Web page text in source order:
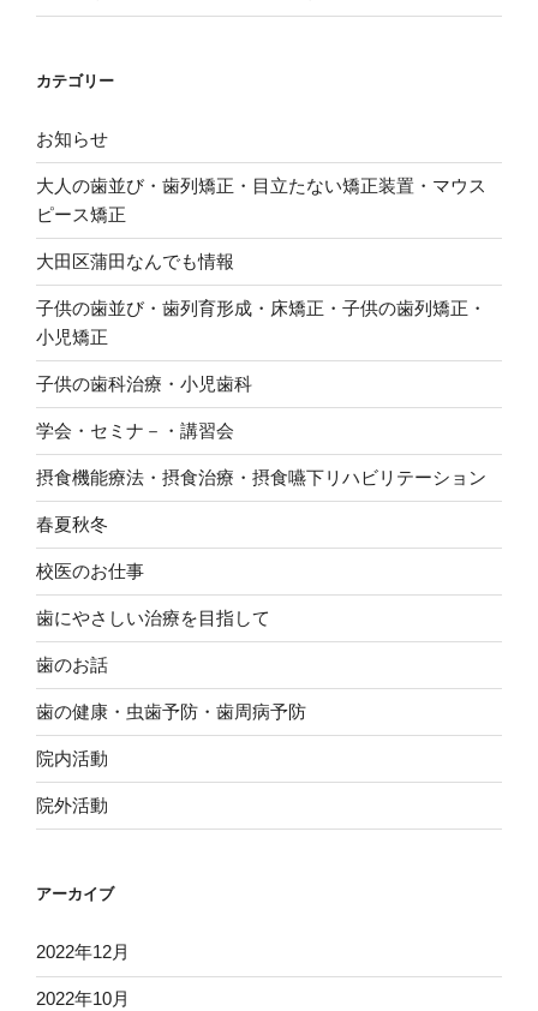
す
カテゴリー
お知らせ
大人の歯並び・歯列矯正・目立たない矯正装置・マウス
ピース矯正
大田区蒲田なんでも情報
子供の歯並び・歯列育形成・床矯正・子供の歯列矯正・
小児矯正
子供の歯科治療・小児歯科
学会・セミナ－・講習会
摂食機能療法・摂食治療・摂食嚥下リハビリテーション
春夏秋冬
校医のお仕事
歯にやさしい治療を目指して
歯のお話
歯の健康・虫歯予防・歯周病予防
院内活動
院外活動
アーカイブ
2022年12月
2022年10月